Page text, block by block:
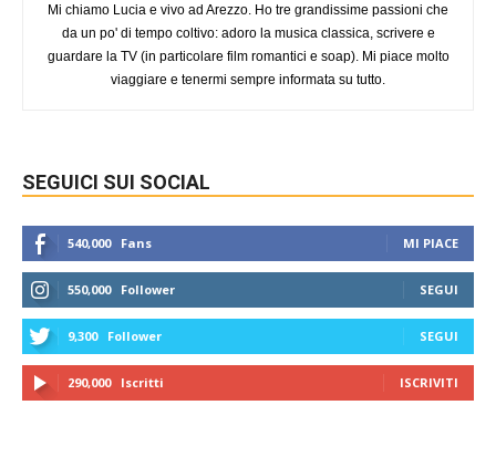
Mi chiamo Lucia e vivo ad Arezzo. Ho tre grandissime passioni che
da un po' di tempo coltivo: adoro la musica classica, scrivere e
guardare la TV (in particolare film romantici e soap). Mi piace molto
viaggiare e tenermi sempre informata su tutto.
SEGUICI SUI SOCIAL
540,000 Fans MI PIACE
550,000 Follower SEGUI
9,300 Follower SEGUI
290,000 Iscritti ISCRIVITI